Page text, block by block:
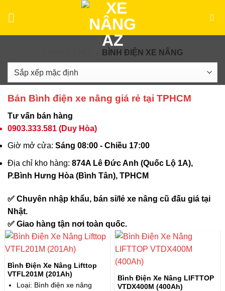
BÌNH ĐIỆN XE NÂNG
Bán Bình điện xe nâng giá rẻ tại TPHCM
Tư vấn bán hàng
0903.333.581 (Duy Hòa)
Giờ mở cửa: Sáng 08:00 - Chiều 17:00
Địa chỉ kho hàng: 874A Lê Đức Anh (Quốc Lộ 1A),
P.Bình Hưng Hòa (Bình Tân), TPHCM
✅ Chuyên nhập khẩu, bán sỉ/lẻ xe nâng cũ đấu giá tại
Nhật.
✅ Giao hàng tận nơi toàn quốc.
Bình Điện Xe Nâng Lifttop
VTFL201M (201Ah)
Loại: Bình điện xe nâng
Bình Điện Xe Nâng LIFTTOP
VTDX400M (400Ah)